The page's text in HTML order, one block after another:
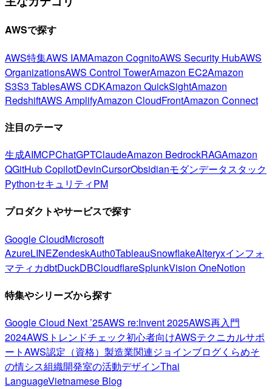
AWSで探す
AWS特集AWS IAMAmazon CognitoAWS Security HubAWS
OrganizationsAWS Control TowerAmazon EC2Amazon
S3S3 TablesAWS CDKAmazon QuickSightAmazon
RedshiftAWS AmplifyAmazon CloudFrontAmazon Connect
注目のテーマ
生成AIMCPChatGPTClaudeAmazon BedrockRAGAmazon
QGitHub CopilotDevinCursorObsidianモダンデータスタック
PythonセキュリティPM
プロダクトやサービスで探す
Google CloudMicrosoft
AzureLINEZendeskAuth0TableauSnowflakeAlteryxインフォ
マティカdbtDuckDBCloudflareSplunkVision OneNotion
特集やシリーズから探す
Google Cloud Next ’25AWS re:Invent 2025AWS再入門
2024AWSトレンドチェック初心者向けAWSテクニカルサポ
ートAWS認定（資格） 製造業関連ジョインブログくらめそ
の情シス組織開発室の活動デザインThai
LanguageVietnamese Blog